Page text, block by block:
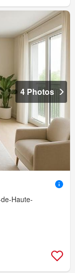
4 Photos
Haute-